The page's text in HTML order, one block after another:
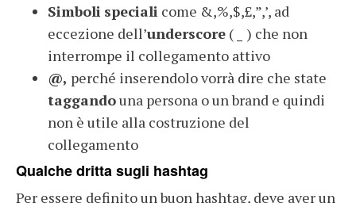
Simboli speciali come &,%,$,£,”,’, ad
eccezione dell’underscore (
) che non
interrompe il collegamento attivo
@, perché inserendolo vorrà dire che state
taggandouna persona o un brand e quindi
non è utile alla costruzione del
collegamento
Qualche dritta sugli hashtag
Per essere definito un buon hashtag, deve aver un